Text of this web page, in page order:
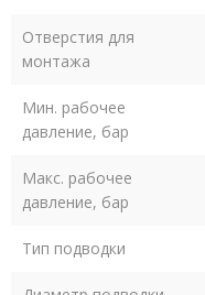
Отверстия для
монтажа
Мин. рабочее
давление, бар
Макс. рабочее
давление, бар
Тип подводки